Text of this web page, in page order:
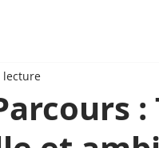
:
lecture